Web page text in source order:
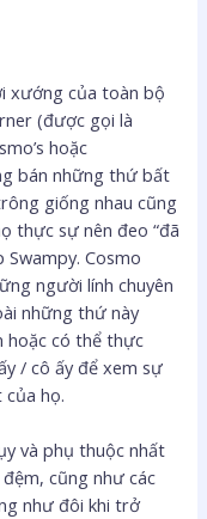
xướng của toàn bộ
(được gọi là
hoặc
bán những thứ bất
giống nhau cũng
thực sự nên đeo “đã
Cosmo
người lính chuyên
những thứ này
hoặc có thể thực
/ cô ấy để xem sự
họ.
và phụ thuộc nhất
cũng như các
như đôi khi trở